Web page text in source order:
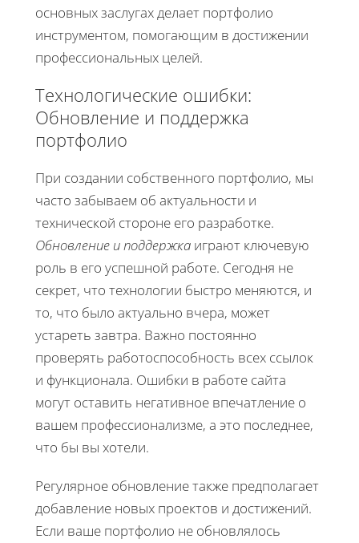
основных заслугах делает портфолио
инструментом, помогающим в достижении
профессиональных целей.
Технологические ошибки:
Обновление и поддержка
портфолио
При создании собственного портфолио, мы
часто забываем об актуальности и
технической стороне его разработке.
Обновление и поддержка играют ключевую
роль в его успешной работе. Сегодня не
секрет, что технологии быстро меняются, и
то, что было актуально вчера, может
устареть завтра. Важно постоянно
проверять работоспособность всех ссылок
и функционала. Ошибки в работе сайта
могут оставить негативное впечатление о
вашем профессионализме, а это последнее,
что бы вы хотели.
Регулярное обновление также предполагает
добавление новых проектов и достижений.
Если ваше портфолио не обновлялось